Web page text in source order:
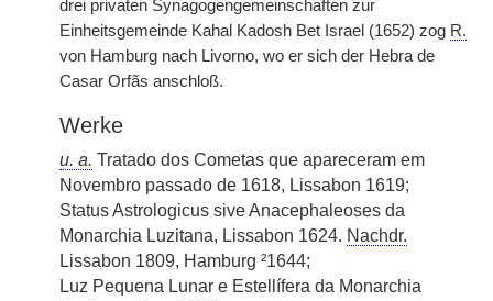
drei privaten Synagogengemeinschaften zur
Einheitsgemeinde Kahal Kadosh Bet Israel (1652) zog R.
von Hamburg nach Livorno, wo er sich der Hebra de
Casar Orfãs anschloß.
Werke
u. a. Tratado dos Cometas que apareceram em
Novembro passado de 1618, Lissabon 1619;
Status Astrologicus sive Anacephaleoses da
Monarchia Luzitana, Lissabon 1624. Nachdr.
Lissabon 1809, Hamburg ²1644;
Luz Pequena Lunar e Estellífera da Monarchia